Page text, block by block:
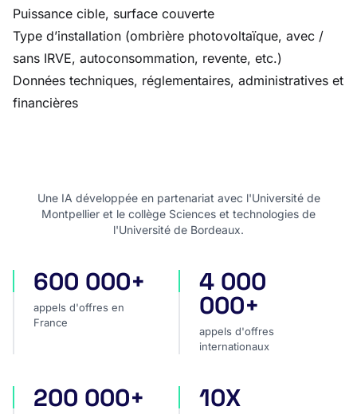
Puissance cible, surface couverte
Type d’installation (ombrière photovoltaïque, avec /
sans IRVE, autoconsommation, revente, etc.)
Données techniques, réglementaires, administratives et
financières
Une IA développée en partenariat avec l'Université de
Montpellier et le collège Sciences et technologies de
l'Université de Bordeaux.
appels d'offres en France
600 000+
appels d'offres en
France
appels d'offres
4 000
000+
appels d'offres
internationaux
projets privés
200 000+ plus rapide pour analyser
10X